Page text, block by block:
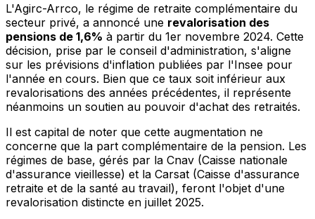
L'Agirc-Arrco, le régime de retraite complémentaire du
secteur privé, a annoncé une revalorisation des
pensions de 1,6% à partir du 1er novembre 2024. Cette
décision, prise par le conseil d'administration, s'aligne
sur les prévisions d'inflation publiées par l'Insee pour
l'année en cours. Bien que ce taux soit inférieur aux
revalorisations des années précédentes, il représente
néanmoins un soutien au pouvoir d'achat des retraités.
Il est capital de noter que cette augmentation ne
concerne que la part complémentaire de la pension. Les
régimes de base, gérés par la Cnav (Caisse nationale
d'assurance vieillesse) et la Carsat (Caisse d'assurance
retraite et de la santé au travail), feront l'objet d'une
revalorisation distincte en juillet 2025.